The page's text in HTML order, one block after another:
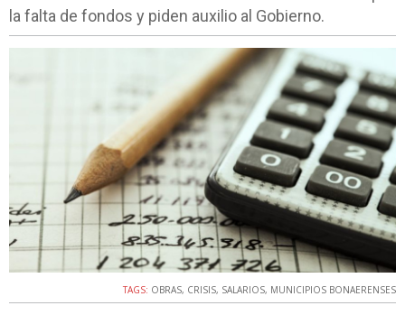
la falta de fondos y piden auxilio al Gobierno.
TAGS: OBRAS, CRISIS, SALARIOS, MUNICIPIOS BONAERENSES